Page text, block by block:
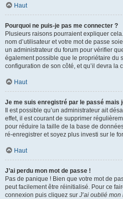
Haut
Pourquoi ne puis-je pas me connecter ?
Plusieurs raisons pourraient expliquer
nom d’utilisateur et votre mot de passe
un administrateur du forum pour vérifier
également possible que le propriétaire du
configuration de son côté, et qu’il devra la
Haut
Je me suis enregistré par le passé mais
Il est possible qu’un administrateur ait
effet, il est courant de supprimer
pour réduire la taille de la base de
ré-enregistrer et soyez plus investi sur le
Haut
J’ai perdu mon mot de passe !
Pas de panique ! Bien que votre mot de
peut facilement être réinitialisé. Pour ce
connexion puis cliquez sur J’ai oublié